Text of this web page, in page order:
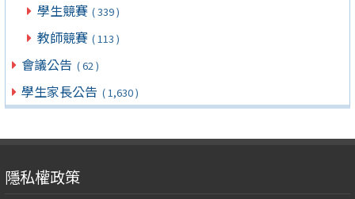
學生競賽 ( 339 )
教師競賽 ( 113 )
會議公告 ( 62 )
學生家長公告 ( 1,630 )
隱私權政策